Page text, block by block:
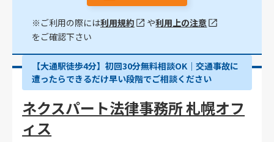
※ご利用の際には利用規約 や利用上の注意
をご確認下さい
【大通駅徒歩4分】初回30分無料相談OK｜交通事故に
遭ったらできるだけ早い段階でご相談ください
ネクスパート法律事務所 札幌オフ
ィス